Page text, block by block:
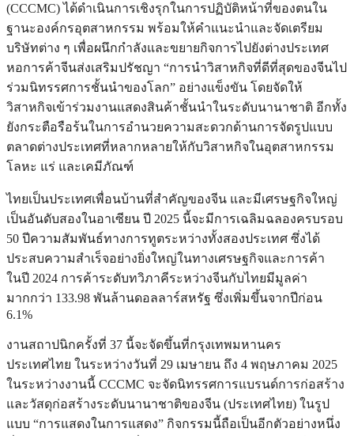
(CCCMC) ได้ดำเนินการเชิงรุกในการปฏิบัติหน้าที่ของตนใน
ฐานะองค์กรอุตสาหกรรม พร้อมให้คำแนะนำและจัดเตรียม
บริษัทต่าง ๆ เพื่อผนึกกำลังและขยายกิจการไปยังต่างประเทศ
หอการค้าจีนส่งเสริมปรัชญา “การนำวิสาหกิจที่ดีที่สุดของจีนไป
ร่วมนิทรรศการชั้นนำของโลก” อย่างแข็งขัน โดยจัดให้
วิสาหกิจเข้าร่วมงานแสดงสินค้าชั้นนำในระดับนานาชาติ อีกทั้ง
ยังกระตือรือร้นในการอำนวยความสะดวกด้านการจัดรูปแบบ
ตลาดต่างประเทศที่หลากหลายให้กับวิสาหกิจในอุตสาหกรรม
โลหะ แร่ และเคมีภัณฑ์
ไทยเป็นประเทศเพื่อนบ้านที่สำคัญของจีน และมีเศรษฐกิจใหญ่
เป็นอันดับสองในอาเซียน ปี 2025 นี้จะมีการเฉลิมฉลองครบรอบ
50 ปีความสัมพันธ์ทางการทูตระหว่างทั้งสองประเทศ ซึ่งได้
ประสบความสำเร็จอย่างยิ่งใหญ่ในทางเศรษฐกิจและการค้า
ในปี 2024 การค้าระดับทวิภาคีระหว่างจีนกับไทยมีมูลค่า
มากกว่า 133.98 พันล้านดอลลาร์สหรัฐ ซึ่งเพิ่มขึ้นจากปีก่อน
6.1%
งานสถาปนิกครั้งที่ 37 นี้จะจัดขึ้นที่กรุงเทพมหานคร
ประเทศไทย ในระหว่างวันที่ 29 เมษายน ถึง 4 พฤษภาคม 2025
ในระหว่างงานนี้ CCCMC จะจัดนิทรรศการแบรนด์การก่อสร้าง
และวัสดุก่อสร้างระดับนานาชาติของจีน (ประเทศไทย) ในรูป
แบบ “การแสดงในการแสดง” กิจกรรมนี้ถือเป็นอีกตัวอย่างหนึ่ง